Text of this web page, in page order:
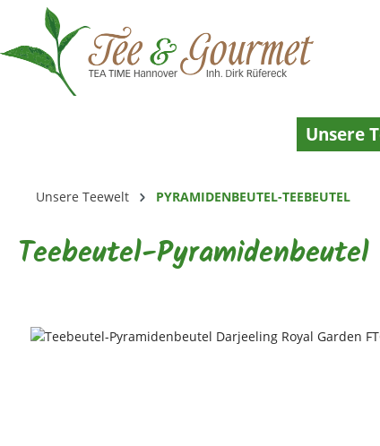
Hauptinhalt springen
Zur Suche springen
Zur Hauptnavigation springen
Unsere
Unsere Teewelt PYRAMIDENBEUTEL-TEEBEUTEL
Teebeutel-Pyramidenbeutel
Bildergalerie überspringen